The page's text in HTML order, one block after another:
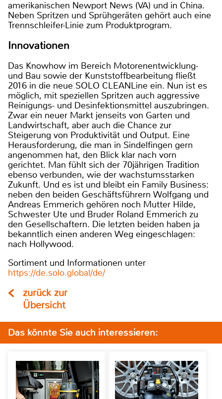
amerikanischen Newport News (VA) und in China.
Neben Spritzen und Sprühgeräten gehört auch eine
Trennschleifer-Linie zum Produktprogram.
Innovationen
Das Knowhow im Bereich Motorenentwicklung-
und Bau sowie der Kunststoffbearbeitung fließt
2016 in die neue SOLO CLEANLine ein. Nun ist es
möglich, mit speziellen Spritzen auch aggressive
Reinigungs- und Desinfektionsmittel auszubringen.
Zwar ein neuer Markt jenseits von Garten und
Landwirtschaft, aber auch die Chance zur
Steigerung von Produktivität und Output. Eine
Herausforderung, die man in Sindelfingen gern
angenommen hat, den Blick klar nach vorn
gerichtet. Man fühlt sich der 70jährigen Tradition
ebenso verbunden, wie der wachstumsstarken
Zukunft. Und es ist und bleibt ein Family Business:
neben den beiden Geschäftsführern Wolfgang und
Andreas Emmerich gehören noch Mutter Hilde,
Schwester Ute und Bruder Roland Emmerich zu
den Gesellschaftern. Die letzten beiden haben ja
bekanntlich einen anderen Weg eingeschlagen:
nach Hollywood.
Sortiment und Informationen unter
https://de.solo.global/de/
zurück zur
Übersicht
Das könnte Sie auch interessieren: